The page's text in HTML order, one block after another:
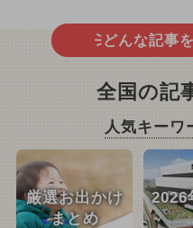
どんな記事
全国の記
人気キーワ
厳選お出かけ
まとめ
2026